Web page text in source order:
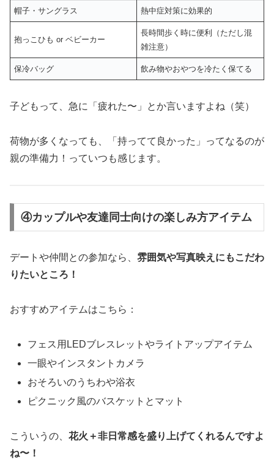
帽子・サングラス 熱中症対策に効果的
抱っこひも or ベビーカー
長時間歩く時に便利（ただし混
雑注意）
保冷バッグ 飲み物やおやつを冷たく保てる
子どもって、急に「疲れた〜」とか言いますよね（笑）
荷物が多くなっても、「持ってて良かった」ってなるのが
親の準備力！っていつも感じます。
④カップルや友達同士向けの楽しみ方アイテム
デートや仲間との参加なら、 雰囲気や写真映えにもこだわ
りたいところ！
おすすめアイテムはこちら：
フェス用LEDブレスレットやライトアップアイテム
一眼やインスタントカメラ
おそろいのうちわや浴衣
ピクニック風のバスケットとマット
こういうの、 花火＋非日常感を盛り上げてくれるんですよ
ね〜！